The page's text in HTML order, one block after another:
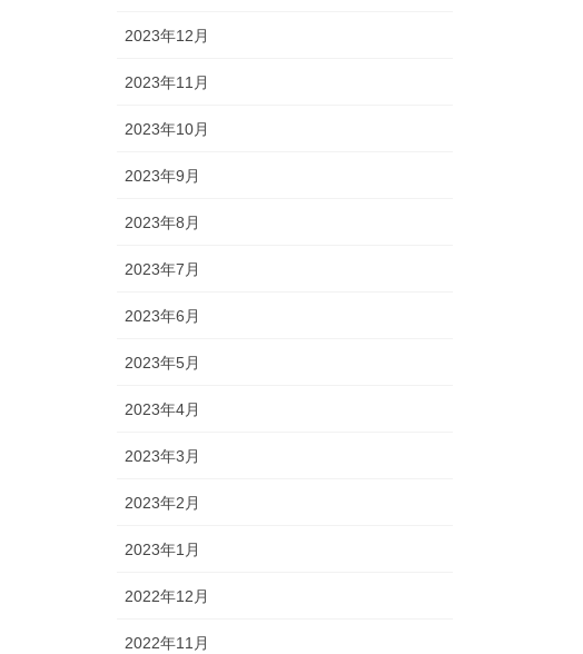
2023年12月
2023年11月
2023年10月
2023年9月
2023年8月
2023年7月
2023年6月
2023年5月
2023年4月
2023年3月
2023年2月
2023年1月
2022年12月
2022年11月